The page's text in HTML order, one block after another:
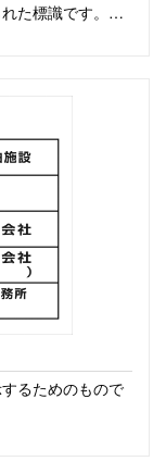
れた標識です。…
るためのもので